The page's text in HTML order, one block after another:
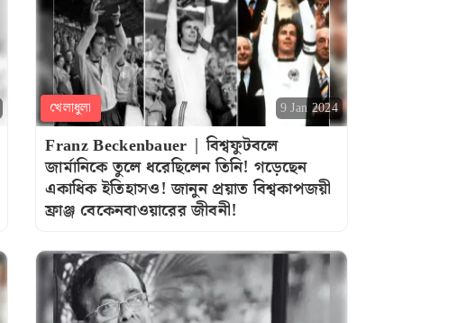
খেলাধুলা 9 Jan 2024
Franz Beckenbauer | বিশ্বফুটবলে
জার্মানিকে তুলে ধরেছিলেন তিনি! গড়েছেন
একাধিক ইতিহাসও! জানুন প্রয়াত বিশ্বকাপজয়ী
ফ্রাঞ্জ বেকেনবাওয়ারের জীবনী!